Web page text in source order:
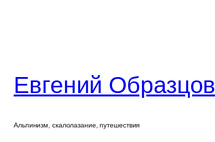
Евгений Образцов
Альпинизм, скалолазание, путешествия